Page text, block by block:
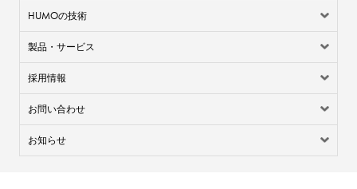
HUMOの技術
製品・サービス
採用情報
お問い合わせ
お知らせ